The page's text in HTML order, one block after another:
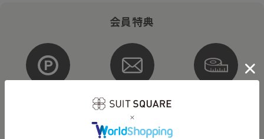
会員特典
メルマガ配信
そのほかにもさまざまなキャンペーンを予定しています。